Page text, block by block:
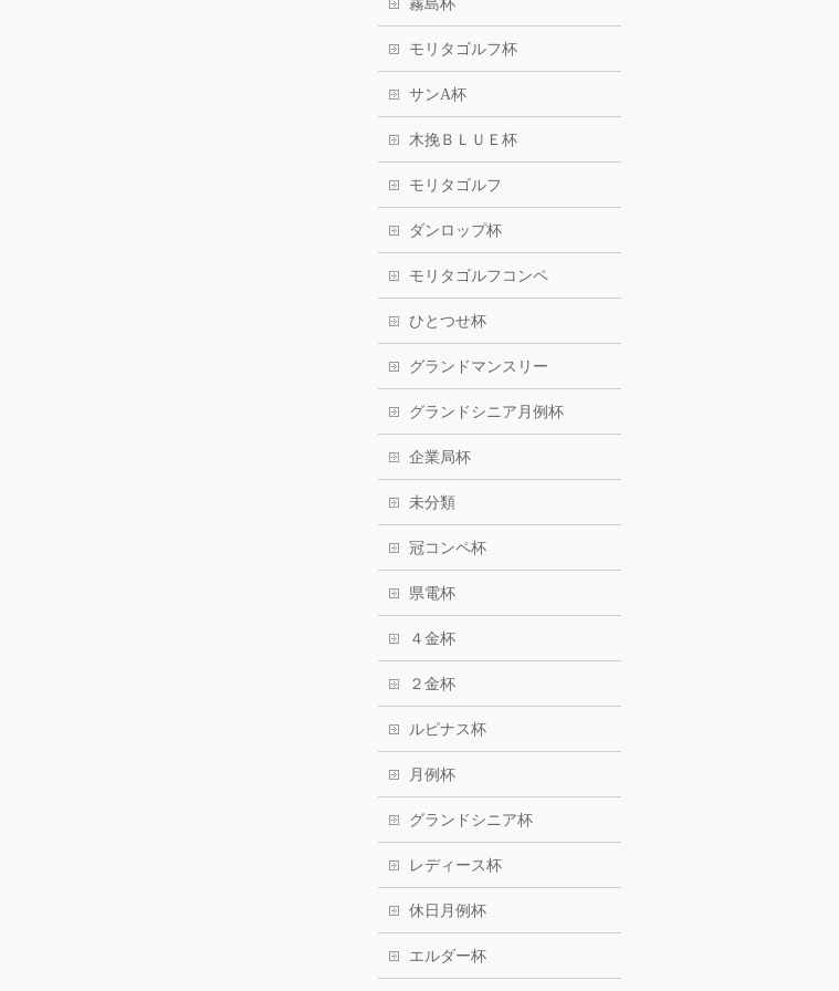
霧島杯
モリタゴルフ杯
サンA杯
木挽ＢＬＵＥ杯
モリタゴルフ
ダンロップ杯
モリタゴルフコンペ
ひとつせ杯
グランドマンスリー
グランドシニア月例杯
企業局杯
未分類
冠コンペ杯
県電杯
４金杯
２金杯
ルピナス杯
月例杯
グランドシニア杯
レディース杯
休日月例杯
エルダー杯